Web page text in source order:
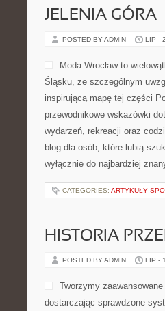
JELENIA GÓRA
POSTED BY ADMIN LIP -
Moda Wrocław to
Śląsku, ze szczególnym
inspirującą mapę tej części
przewodnikowe wskazówki
wydarzeń, rekreacji oraz
blog dla osób, które lubią
wyłącznie do najbardziej
CATEGORIES: ARTYKUŁY
HISTORIA
POSTED BY ADMIN LIP -
Tworzymy
dostarczając sprawdzone